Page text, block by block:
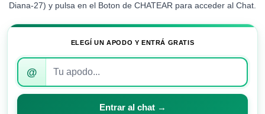
Diana-27) y pulsa en el Boton de CHATEAR para acceder al Chat.
ELEGÍ UN APODO Y ENTRÁ GRATIS
Introduce
apodo
para
@
Entrar al chat →